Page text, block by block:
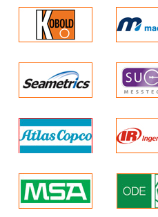
đảm bảo giảm tiếng ồn
và tăng tuổi thọ của
máy nén khí piston.
* Máy nén di động và
bảo thao tác dễ dàng
với máy nén khí piston
di động.
* Tốc độ động cơ thấp
bảo vận hành im lặng
của máy nén khí.
Máy nén khí piston
được đặt gần nơi làm
máy nén với tấm cách
âm.